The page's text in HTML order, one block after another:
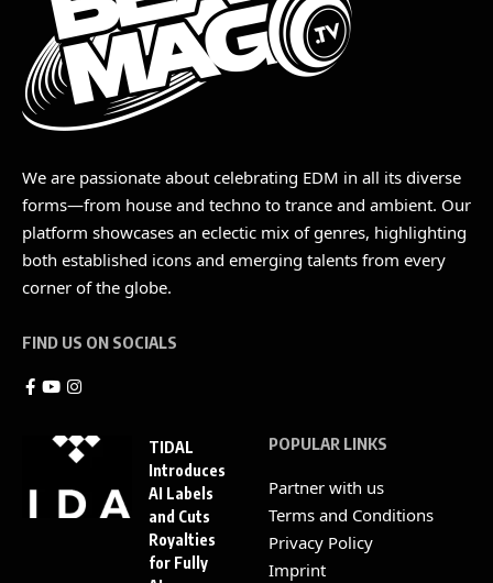
We are passionate about celebrating EDM in all its diverse
forms—from house and techno to trance and ambient. Our
platform showcases an eclectic mix of genres, highlighting
both established icons and emerging talents from every
corner of the globe.
FIND US ON SOCIALS
TIDAL
Introduces
AI Labels
and Cuts
Royalties
for Fully
POPULAR LINKS
Partner with us
Terms and Conditions
Privacy Policy
Imprint